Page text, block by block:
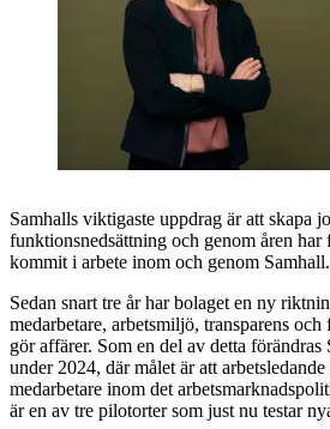
Samhalls viktigaste uppdrag är att skapa
funktionsnedsättning och genom åren har
kommit i arbete inom och genom Samhall.
Sedan snart tre år har bolaget en ny
medarbetare, arbetsmiljö, transparens
gör affärer. Som en del av detta förändras
under 2024, där målet är att
medarbetare inom det
är en av tre pilotorter som just nu testar